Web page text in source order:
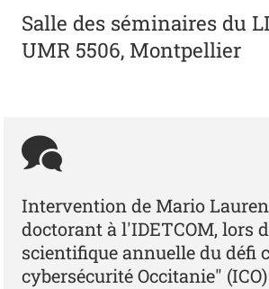
Salle des séminaires du
UMR 5506, Montpellier
Intervention de Mario
doctorant à l'IDETCOM, lors
scientifique annuelle du défi
cybersécurité Occitanie" (ICO)